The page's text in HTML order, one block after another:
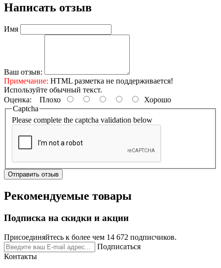
Написать отзыв
Имя
Ваш отзыв:
Примечание: HTML разметка не поддерживается!
Используйте обычный текст.
Оценка: Плохо
Хорошо
Captcha
Please complete the captcha validation below
Отправить отзыв
Рекомендуемые товары
Подписка на скидки и акции
Присоединяйтесь к более чем 14 672 подписчиков.
Подписаться
Контакты